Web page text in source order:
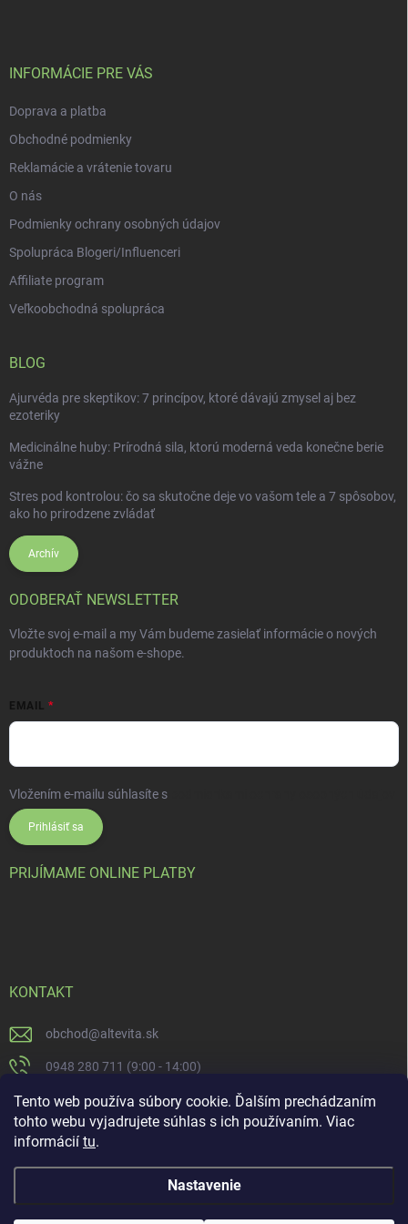
Tento web používa súbory cookie. Ďalším prechádzaním
tohto webu vyjadrujete súhlas s ich používaním. Viac
informácií tu.
Nastavenie
INFORMÁCIE PRE VÁS
Doprava a platba
Obchodné podmienky
Reklamácie a vrátenie tovaru
O nás
Podmienky ochrany osobných údajov
Spolupráca Blogeri/Influenceri
Affiliate program
Veľkoobchodná spolupráca
BLOG
Ajurvéda pre skeptikov: 7 princípov, ktoré dávajú zmysel aj bez
ezoteriky
Medicinálne huby: Prírodná sila, ktorú moderná veda konečne berie
vážne
Stres pod kontrolou: čo sa skutočne deje vo vašom tele a 7 spôsobov,
ako ho prirodzene zvládať
Archív
ODOBERAŤ NEWSLETTER
Vložte svoj e-mail a my Vám budeme zasielať informácie o nových
produktoch na našom e-shope.
EMAIL
Vložením e-mailu súhlasíte s
Prihlásiť sa
PRIJÍMAME ONLINE PLATBY
KONTAKT
obchod@altevita.sk
0948 280 711 (9:00 - 14:00)
Altevita.sk
altevita